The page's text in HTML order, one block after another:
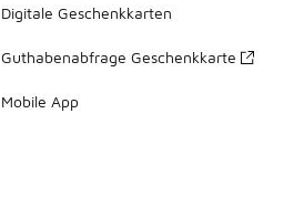
Digitale Geschenkkarten
Guthabenabfrage Geschenkkarte
Mobile App